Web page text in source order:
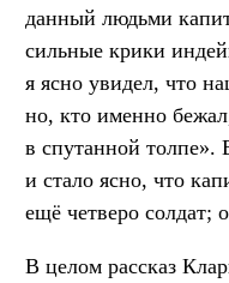
данный людьми
сильные крики
я ясно увидел, что
но, кто именно
в спутанной толпе».
и стало ясно, что
ещё четверо солдат;
В целом рассказ